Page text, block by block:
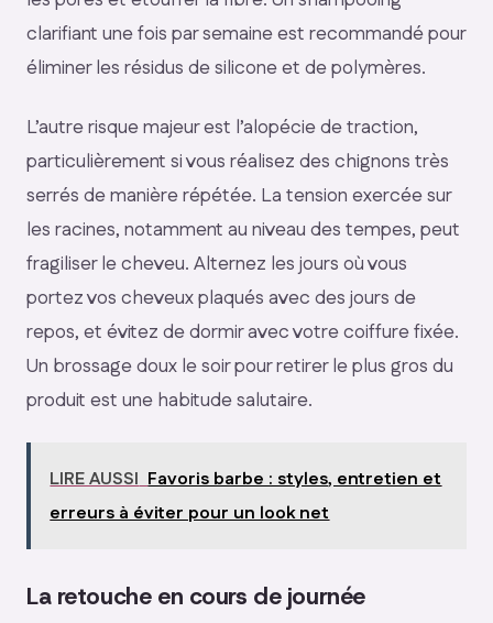
clarifiant une fois par semaine est recommandé pour
éliminer les résidus de silicone et de polymères.
L’autre risque majeur est l’alopécie de traction,
particulièrement si vous réalisez des chignons très
serrés de manière répétée. La tension exercée sur
les racines, notamment au niveau des tempes, peut
fragiliser le cheveu. Alternez les jours où vous
portez vos cheveux plaqués avec des jours de
repos, et évitez de dormir avec votre coiffure fixée.
Un brossage doux le soir pour retirer le plus gros du
produit est une habitude salutaire.
LIRE AUSSI Favoris barbe : styles, entretien et
erreurs à éviter pour un look net
La retouche en cours de journée